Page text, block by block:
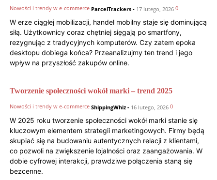
Nowości i trendy w e-commerce ParcelTrackers - 17 lutego, 2026 0
W erze ciągłej mobilizacji, handel mobilny staje się dominującą
siłą. Użytkownicy coraz chętniej sięgają po smartfony,
rezygnując z tradycyjnych komputerów. Czy zatem epoka
desktopu dobiega końca? Przeanalizujmy ten trend i jego
wpływ na przyszłość zakupów online.
Tworzenie społeczności wokół marki – trend 2025
Nowości i trendy w e-commerce ShippingWhiz - 16 lutego, 2026 0
W 2025 roku tworzenie społeczności wokół marki stanie się
kluczowym elementem strategii marketingowych. Firmy będą
skupiać się na budowaniu autentycznych relacji z klientami,
co pozwoli na zwiększenie lojalności oraz zaangażowania. W
dobie cyfrowej interakcji, prawdziwe połączenia staną się
bezcenne.